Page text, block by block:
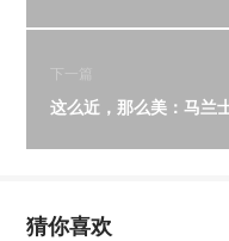
下一篇
这么近，那么美：马兰
猜你喜欢